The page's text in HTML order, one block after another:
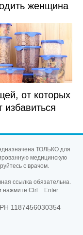
женщина
от которых
избавиться
ТОЛЬКО для
медицинскую
с врачом.
ссылка обязательна.
нажмите Ctrl + Enter
1187456030354